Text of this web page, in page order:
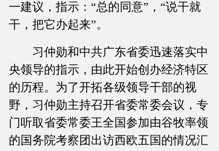
一建议，指示：“总的同意”，“说干就
干，把它办起来”。
习仲勋和中共广东省委迅速落实中
央领导的指示，由此开始创办经济特区
的历程。为了开拓各级领导干部的视
野，习仲勋主持召开省委常委会议，专
门听取省委常委王全国参加由谷牧率领
的国务院考察团出访西欧五国的情况汇